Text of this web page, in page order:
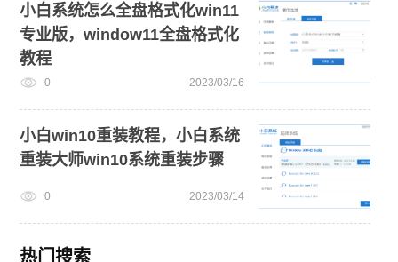
小白系统怎么全盘格式化win11
专业版，window11全盘格式化
教程
0 2023/03/16
小白win10重装教程，小白系统
重装大师win10系统重装步骤
0 2023/03/14
热门搜索